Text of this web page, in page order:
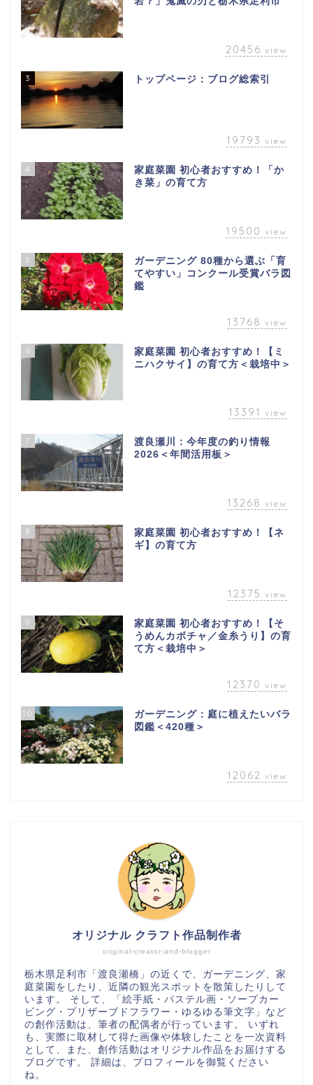
20456 view
3 トップページ：ブログ総索引
19793 view
4
家庭菜園 初心者おすすめ！「か
き菜」の育て方
19500 view
5
ガーデニング 80種から選ぶ「育
てやすい」コンクール受賞バラ図
鑑
13768 view
6
家庭菜園 初心者おすすめ！【ミ
ニハクサイ】の育て方＜栽培中＞
13391 view
7
渡良瀬川：今年度の釣り情報
2026＜年間活用板＞
13268 view
8
家庭菜園 初心者おすすめ！【ネ
ギ】の育て方
12375 view
9
家庭菜園 初心者おすすめ！【そ
うめんカボチャ／金糸うり】の育
て方＜栽培中＞
12370 view
10
ガーデニング：庭に植えたいバラ
図鑑＜420種＞
12062 view
original-creator-and-blogger
オリジナル クラフト作品制作者
栃木県足利市「渡良瀬橋」の近くで、ガーデニング、家
庭菜園をしたり、近隣の観光スポットを散策したりして
います。 そして、「絵手紙・パステル画・ソープカー
ビング・プリザーブドフラワー・ゆるゆる筆文字」など
の創作活動は、筆者の配偶者が行っています。 いずれ
も、実際に取材して得た画像や体験したことを一次資料
として、また、創作活動はオリジナル作品をお届けする
ブログです。 詳細は、プロフィールを御覧ください
ね。